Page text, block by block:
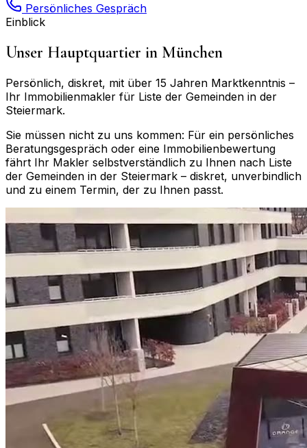
Persönliches Gespräch
Einblick
Unser Hauptquartier in München
Persönlich, diskret, mit über 15 Jahren Marktkenntnis –
Ihr Immobilienmakler für Liste der Gemeinden in der
Steiermark.
Sie müssen nicht zu uns kommen: Für ein persönliches
Beratungsgespräch oder eine Immobilienbewertung
fährt Ihr Makler selbstverständlich zu Ihnen nach Liste
der Gemeinden in der Steiermark – diskret, unverbindlich
und zu einem Termin, der zu Ihnen passt.